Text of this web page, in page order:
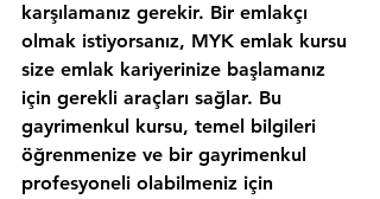
karşılamanız gerekir. Bir emlakçı
olmak istiyorsanız, MYK emlak kursu
size emlak kariyerinize başlamanız
için gerekli araçları sağlar. Bu
gayrimenkul kursu, temel bilgileri
öğrenmenize ve bir gayrimenkul
profesyoneli olabilmeniz için